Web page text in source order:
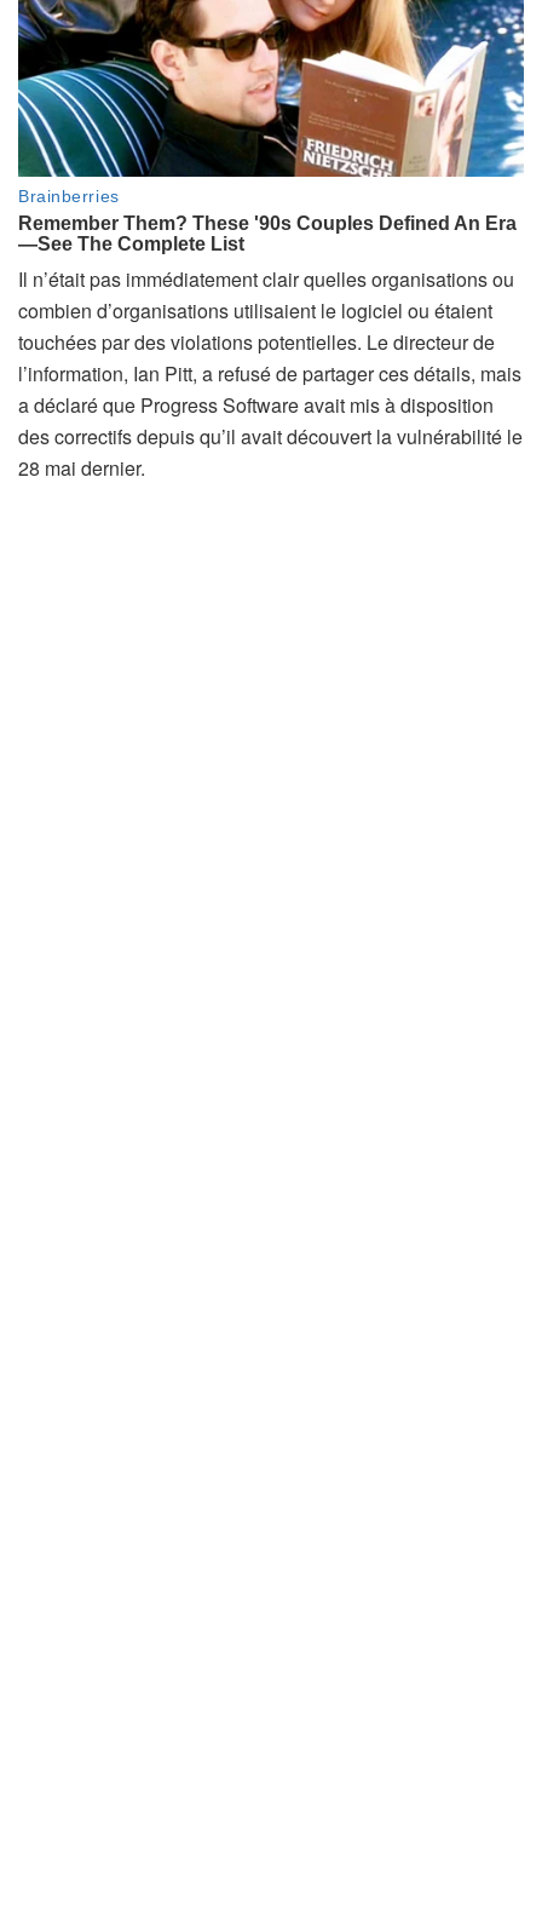
Il n’était pas immédiatement clair quelles organisations ou
combien d’organisations utilisaient le logiciel ou étaient
touchées par des violations potentielles. Le directeur de
l’information, Ian Pitt, a refusé de partager ces détails, mais
a déclaré que Progress Software avait mis à disposition
des correctifs depuis qu’il avait découvert la vulnérabilité le
28 mai dernier.